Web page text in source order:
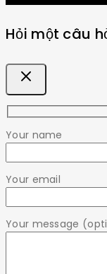
Hỏi một câu
Your name
Your email
Your message